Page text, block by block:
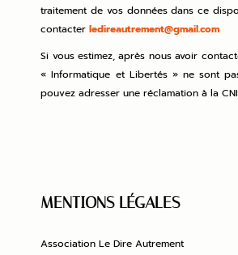
traitement de vos données dans ce
contacterledireautrement@gmail.com
Si vous estimez, après nous avoir
« Informatique et Libertés » ne sont
pouvez adresser une réclamation à la
MENTIONS LÉGALES
Association Le Dire Autrement